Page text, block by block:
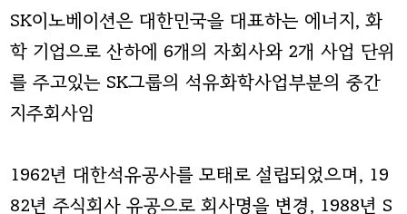
SK이노베이션은 대한민국을 대표하는 에너지, 화
학 기업으로 산하에 6개의 자회사와 2개 사업 단위
를 주고있는 SK그룹의 석유화학사업부분의 중간
지주회사임
1962년 대한석유공사를 모태로 설립되었으며, 19
82년 주식회사 유공으로 회사명을 변경, 1988년 S